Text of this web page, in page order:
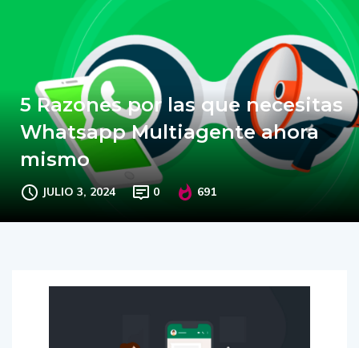
5 Razones por las que necesitas
Whatsapp Multiagente ahora
mismo
JULIO 3, 2024 0 691